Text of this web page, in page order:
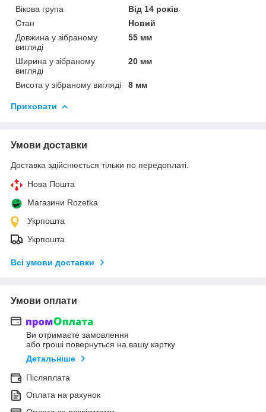
Вікова група
Від 14 років
Стан
Новий
Довжина у зібраному
вигляді
55 мм
Ширина у зібраному
вигляді
20 мм
Висота у зібраному вигляді 8 мм
Приховати
Умови доставки
Доставка здійснюється тільки по передоплаті.
Нова Пошта
Магазини Rozetka
Укрпошта
Укрпошта
Всі умови доставки
Умови оплати
Ви отримаєте замовлення
або гроші повернуться на вашу картку
Детальніше
Післяплата
Оплата на рахунок